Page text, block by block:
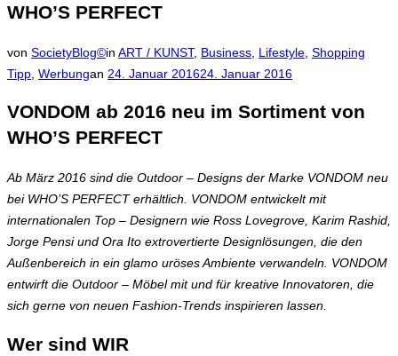
WHO’S PERFECT
von SocietyBlog©in ART / KUNST, Business Lifestyle Shopping
Tipp Werbungan Veröffentlicht
24. Januar 201624. Januar 2016
VONDOM ab 2016 neu im Sortiment von
WHO’S PERFECT
Ab März 2016 sind die Outdoor – Designs der Marke VONDOM neu
bei WHO’S PERFECT erhältlich. VONDOM entwickelt mit
internationalen Top – Designern wie Ross Lovegrove, Karim Rashid,
Jorge Pensi und Ora Ito extrovertierte Designlösungen, die den
Außenbereich in ein glamo uröses Ambiente verwandeln. VONDOM
entwirft die Outdoor – Möbel mit und für kreative Innovatoren, die
sich gerne von neuen Fashion-Trends inspirieren lassen.
Wer sind WIR